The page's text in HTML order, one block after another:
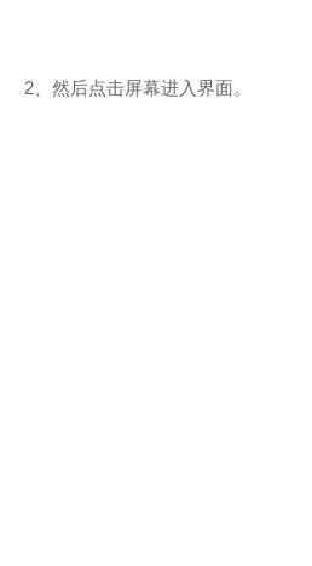
2、然后点击屏幕进入界面。